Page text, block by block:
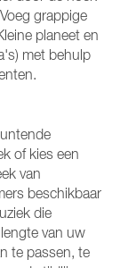
grappige
planeet en
met behulp
of kies een
van
beschikbaar
die
van uw
te passen, te